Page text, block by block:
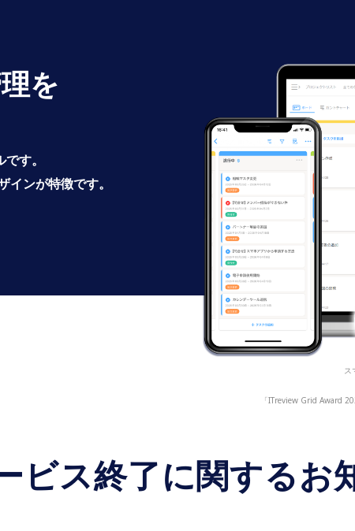
を
す。
ンが特徴です。
ス
「ITreview Grid Award
ビス終了に関するお